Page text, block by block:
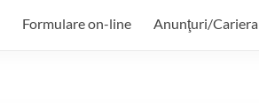
Formulare on-line Anunţuri/Cariera